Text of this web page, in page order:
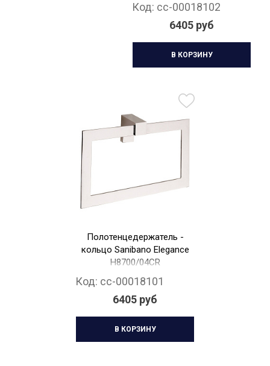
Код: cc-00018102
6405 руб
В КОРЗИНУ
Полотенцедержатель -
кольцо Sanibano Elegance
H8700/04CR
Код: cc-00018101
6405 руб
В КОРЗИНУ